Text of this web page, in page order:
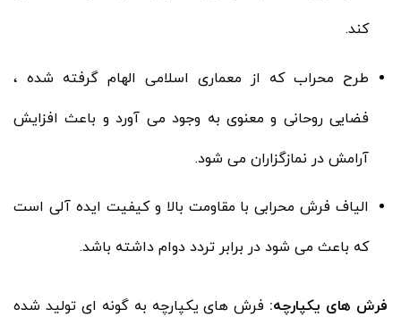
کند.
طرح محراب که از معماری اسلامی الهام گرفته شده ،
فضایی روحانی و معنوی به وجود می آورد و باعث افزایش
آرامش در نمازگزاران می ‌شود.
الیاف فرش محرابی با مقاومت بالا و کیفیت ایده آلی است
که باعث می شود در برابر تردد دوام داشته باشد.
فرش های یکپارچه: فرش های یکپارچه به گونه ای تولید شده